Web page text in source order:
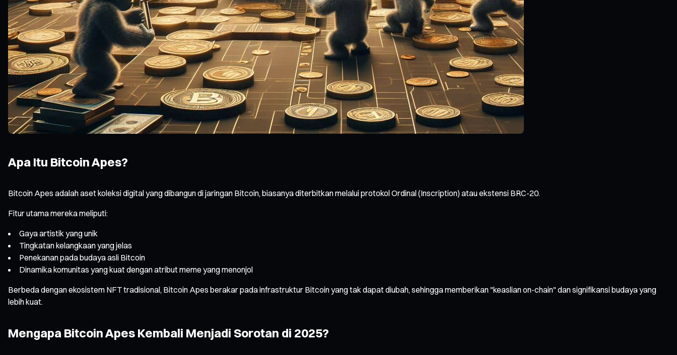
Apa Itu Bitcoin Apes?
Bitcoin Apes adalah aset koleksi digital yang dibangun di jaringan Bitcoin, biasanya diterbitkan melalui protokol Ordinal (Inscription) atau ekstensi BRC-20.
Fitur utama mereka meliputi:
Gaya artistik yang unik
Tingkatan kelangkaan yang jelas
Penekanan pada budaya asli Bitcoin
Dinamika komunitas yang kuat dengan atribut meme yang menonjol
Berbeda dengan ekosistem NFT tradisional, Bitcoin Apes berakar pada infrastruktur Bitcoin yang tak dapat diubah, sehingga memberikan "keaslian on-chain" dan signifikansi budaya yang
lebih kuat.
Mengapa Bitcoin Apes Kembali Menjadi Sorotan di 2025?